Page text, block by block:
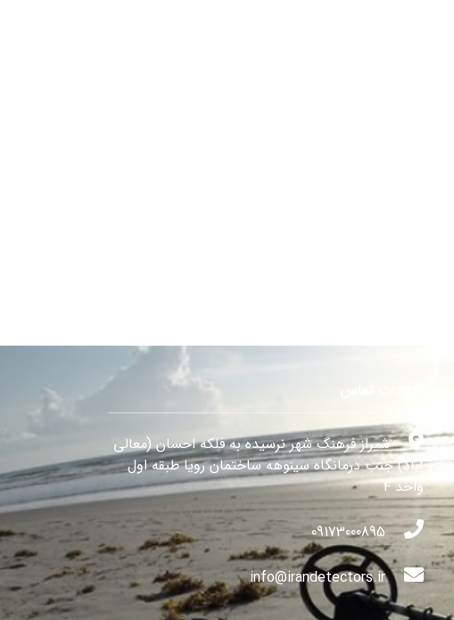
شیراز فرهنگ شهر نرسیده به فلکه احسان (معالی
آباد) جنب درمانگاه سینوهه ساختمان رویا طبقه اول
واحد ۴
09173000895
info@irandetectors.ir